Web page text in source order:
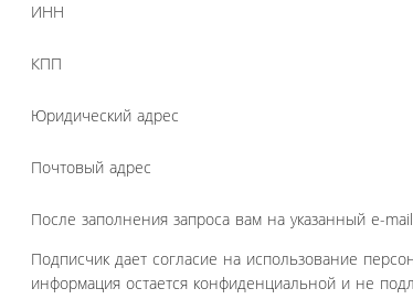
ИНН
КПП
Юридический адрес
Почтовый адрес
После заполнения запроса вам на указанный e-
Подписчик дает согласие на использование
информация остается конфиденциальной и не